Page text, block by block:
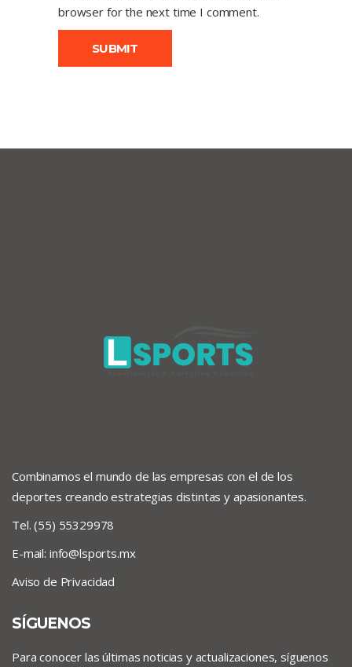
browser for the next time I comment.
Combinamos el mundo de las empresas con el de los
deportes creando estrategias distintas y apasionantes.
Tel. (55) 55329978
E-mail: info@lsports.mx
Aviso de Privacidad
SÍGUENOS
Para conocer las últimas noticias y actualizaciones, síguenos